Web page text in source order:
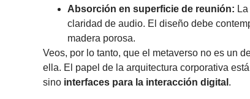
Absorción en superficie de reunión:
claridad de audio. El diseño debe
madera porosa.
Veos, por lo tanto, que el metaverso no es un
ella. El papel de la arquitectura corporativa
sino interfaces para la interacción digital .